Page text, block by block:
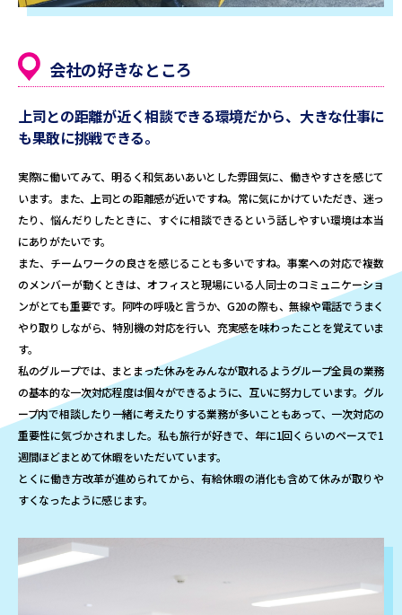
会社の好きなところ
上司との距離が近く相談できる環境だから、 大きな仕事に
も果敢に挑戦できる。
実際に働いてみて、明るく和気あいあいとした雰囲気に、働きやすさを感じて
います。また、上司との距離感が近いですね。常に気にかけていただき、迷っ
たり、悩んだりしたときに、すぐに相談できるという話しやすい環境は本当
にありがたいです。
また、チームワークの良さを感じることも多いですね。事案への対応で複数
のメンバーが動くときは、オフィスと現場にいる人同士のコミュニケーショ
ンがとても重要です。阿吽の呼吸と言うか、G20の際も、無線や電話でうまく
やり取りしながら、特別機の対応を行い、充実感を味わったことを覚えていま
す。
私のグループでは、まとまった休みをみんなが取れるようグループ全員の業務
の基本的な一次対応程度は個々ができるように、互いに努力しています。グル
ープ内で相談したり一緒に考えたりする業務が多いこともあって、一次対応の
重要性に気づかされました。私も旅行が好きで、年に1回くらいのペースで1
週間ほどまとめて休暇をいただいています。
とくに働き方改革が進められてから、有給休暇の消化も含めて休みが取りや
すくなったように感じます。